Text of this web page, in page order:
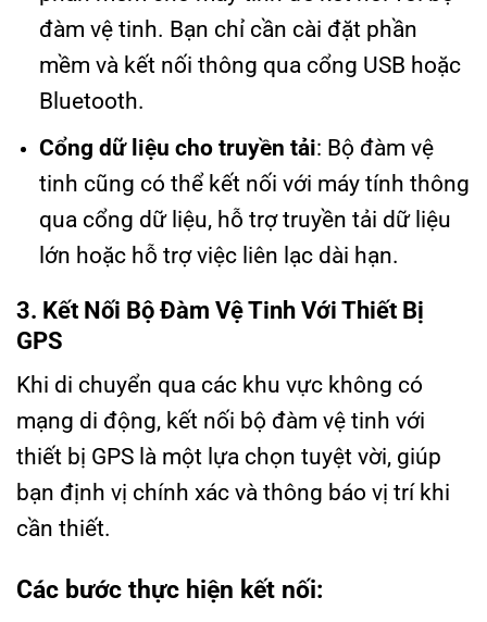
đàm vệ tinh. Bạn chỉ cần cài đặt phần
mềm và kết nối thông qua cổng USB hoặc
Bluetooth.
Cổng dữ liệu cho truyền tải: Bộ đàm vệ
tinh cũng có thể kết nối với máy tính thông
qua cổng dữ liệu, hỗ trợ truyền tải dữ liệu
lớn hoặc hỗ trợ việc liên lạc dài hạn.
3. Kết Nối Bộ Đàm Vệ Tinh Với Thiết Bị
GPS
Khi di chuyển qua các khu vực không có
mạng di động, kết nối bộ đàm vệ tinh với
thiết bị GPS là một lựa chọn tuyệt vời, giúp
bạn định vị chính xác và thông báo vị trí khi
cần thiết.
Các bước thực hiện kết nối: